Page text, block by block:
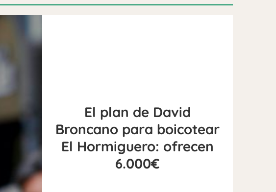
El plan de David
Broncano para boicotear
El Hormiguero: ofrecen
6.000€